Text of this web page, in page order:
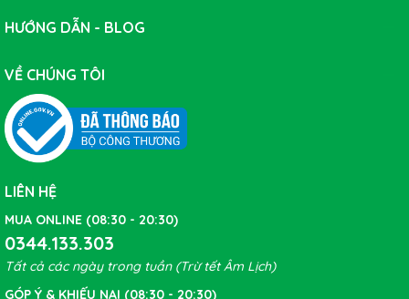
HƯỚNG DẪN - BLOG
VỀ CHÚNG TÔI
LIÊN HỆ
MUA ONLINE (08:30 - 20:30)
0344.133.303
Tất cả các ngày trong tuần (Trừ tết Âm Lịch)
GÓP Ý & KHIẾU NẠI (08:30 - 20:30)